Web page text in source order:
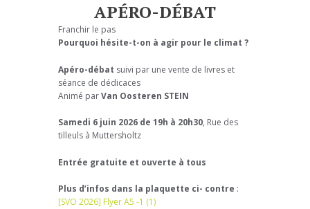
APÉRO-DÉBAT
Franchir le pas
Pourquoi hésite-t-on à agir pour le climat ?
Apéro-débat suivi par une vente de livres et
séance de dédicaces
Animé parVan Oosteren STEIN
Samedi 6 juin 2026 de 19h à 20h30, Rue des
tilleuls à Muttersholtz
Entrée gratuite et ouverte à tous
Plus d’infos dans la plaquette ci- contre :
[SVO 2026] Flyer A5 -1 (1)